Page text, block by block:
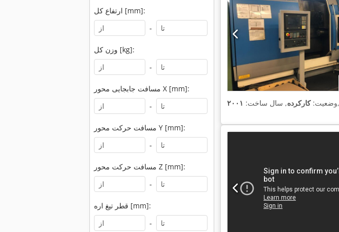
ارتفاع کل [mm]:
-
وزن کل [kg]:
-
مسافت جابجایی محور X [mm]:
-
مسافت حرکت محور Y [mm]:
-
مسافت حرکت محور Z [mm]:
-
قطر تیغ اره [mm]:
-
وضعیت:کارکرده, سال ساخت: ۲۰۰۱ ,